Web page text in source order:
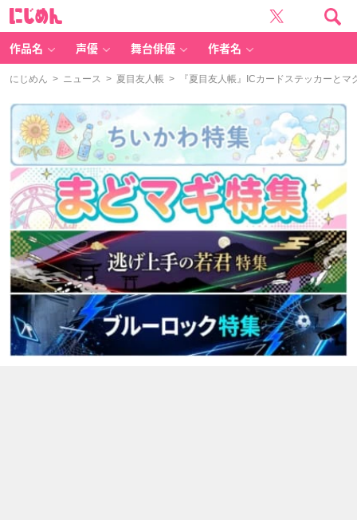
作品名 声優 舞台俳優 作者名
にじめん > ニュース > 夏目友人帳 > 『夏目友人帳』ICカードステッカーとマ